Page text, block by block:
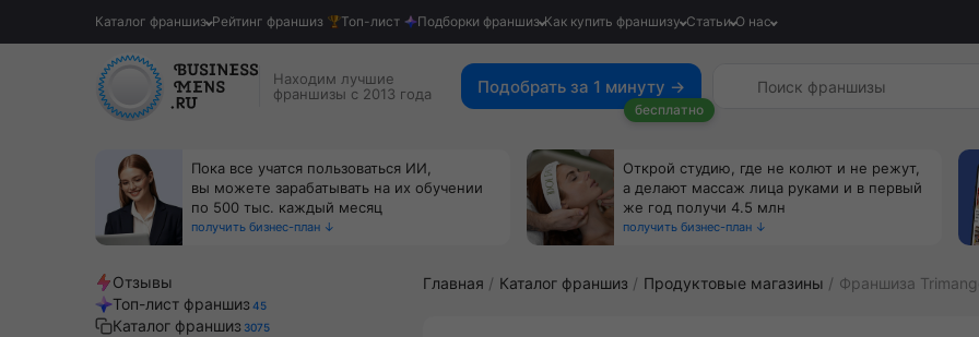
Каталог франшиз Рейтинг франшиз Топ-лист Подборки франшиз Как купить франшизу Статьи О нас
Находим лучшие
франшизы с 2013 года
Подобрать за 1 минуту →
бесплатно
Пока все учатся пользоваться ИИ,
вы можете зарабатывать на их обучении
по 500 тыс. каждый месяц
получить бизнес-план ↓
Открой студию, где не колют и не режут,
а делают массаж лица руками и в первый
же год получи 4.5 млн
получить бизнес-план ↓
Отзывы
Топ-лист франшиз 45
Каталог франшиз 3075
Главная Каталог франшиз Продуктовые магазины Франшиза